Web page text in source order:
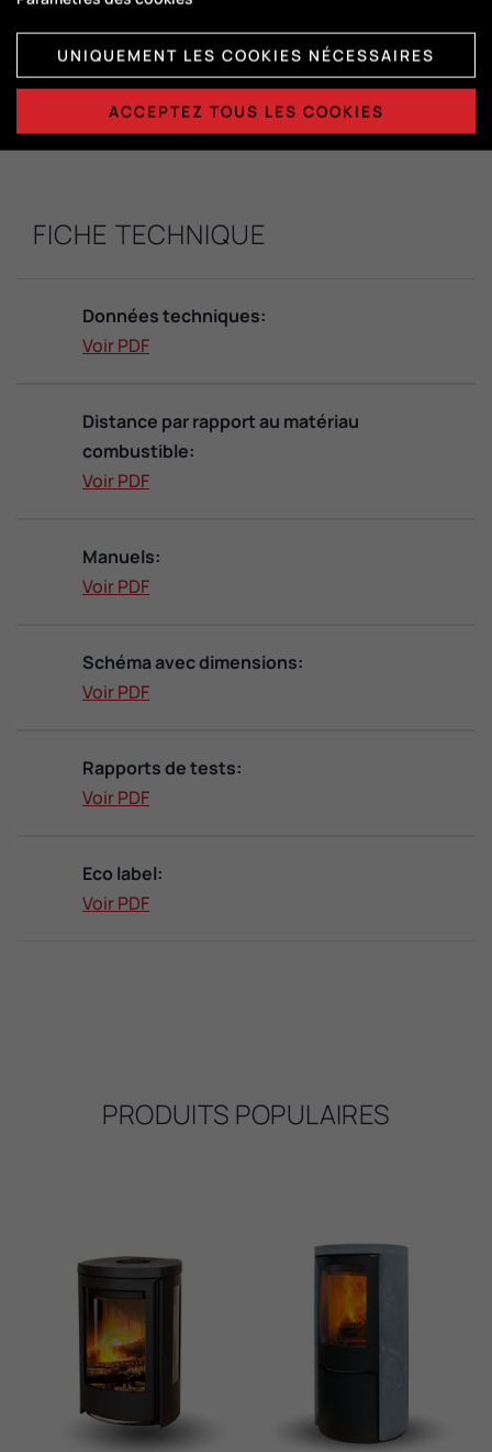
Dimensions de la chambre de
combustion:
H415 x L365 x P325
FICHE TECHNIQUE
Données techniques:
Voir PDF
Distance par rapport au matériau
combustible:
Voir PDF
Manuels:
Voir PDF
Schéma avec dimensions:
Voir PDF
Rapports de tests:
Voir PDF
Eco label:
Voir PDF
PRODUITS POPULAIRES
UNIQUEMENT LES COOKIES NÉCESSAIRES
ACCEPTEZ TOUS LES COOKIES